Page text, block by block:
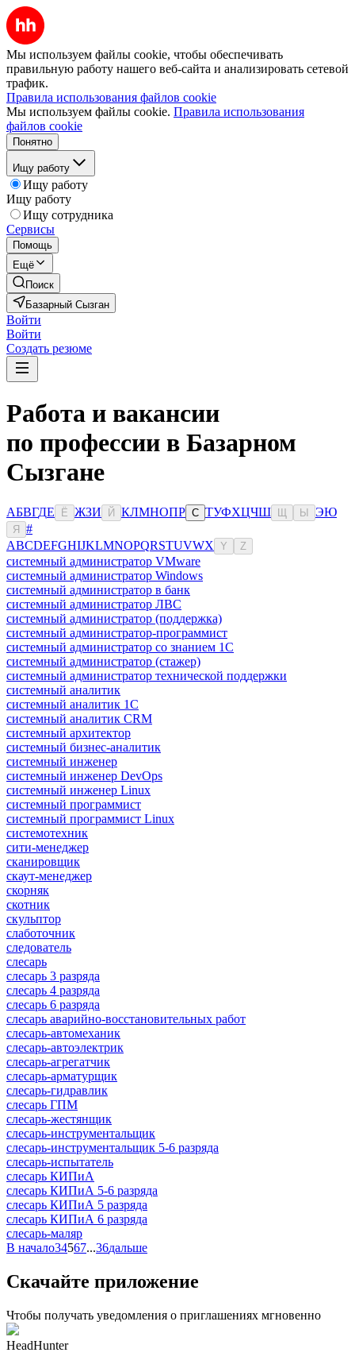
Мы используем файлы cookie, чтобы обеспечивать
правильную работу нашего веб-сайта и анализировать сетевой
трафик.
Правила использования файлов cookie
Мы используем файлы cookie. Правила использования
файлов cookie
Понятно
Ищу работу
Ищу работу
Ищу работу
Ищу сотрудника
Сервисы
Помощь
Ещё
Поиск
Базарный Сызган
Войти
Войти
Создать резюме
Работа и вакансии
по профессии в Базарном
Сызгане
АБВГДЕ Ё ЖЗИ Й КЛМНОПР С ТУФХЦЧШ Ы ЭЮ
Я
#
ABCDEFGHIJKLMNOPQRSTUVWX Y Z
системный администратор VMware
системный администратор Windows
системный администратор в банк
системный администратор ЛВС
системный администратор (поддержка)
системный администратор-программист
системный администратор со знанием 1С
системный администратор (стажер)
системный администратор технической поддержки
системный аналитик
системный аналитик 1С
системный аналитик CRM
системный архитектор
системный бизнес-аналитик
системный инженер
системный инженер DevOps
системный инженер Linux
системный программист
системный программист Linux
системотехник
сити-менеджер
сканировщик
скаут-менеджер
скорняк
скотник
скульптор
слаботочник
следователь
слесарь
слесарь 3 разряда
слесарь 4 разряда
слесарь 6 разряда
слесарь аварийно-восстановительных работ
слесарь-автомеханик
слесарь-автоэлектрик
слесарь-агрегатчик
слесарь-арматурщик
слесарь-гидравлик
слесарь ГПМ
слесарь-жестянщик
слесарь-инструментальщик
слесарь-инструментальщик 5-6 разряда
слесарь-испытатель
слесарь КИПиА
слесарь КИПиА 5-6 разряда
слесарь КИПиА 5 разряда
слесарь КИПиА 6 разряда
слесарь-маляр
В начало34567...36дальше
Скачайте приложение
Чтобы получать уведомления о приглашениях мгновенно
HeadHunter